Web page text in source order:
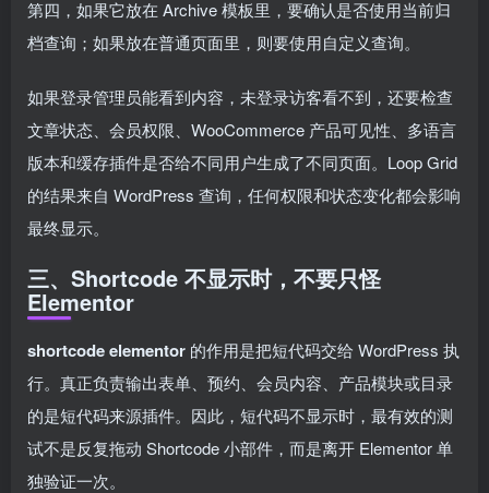
第四，如果它放在 Archive 模板里，要确认是否使用当前归
档查询；如果放在普通页面里，则要使用自定义查询。
如果登录管理员能看到内容，未登录访客看不到，还要检查
文章状态、会员权限、WooCommerce 产品可见性、多语言
版本和缓存插件是否给不同用户生成了不同页面。Loop Grid
的结果来自 WordPress 查询，任何权限和状态变化都会影响
最终显示。
三、Shortcode 不显示时，不要只怪
Elementor
shortcode elementor 的作用是把短代码交给 WordPress 执
行。真正负责输出表单、预约、会员内容、产品模块或目录
的是短代码来源插件。因此，短代码不显示时，最有效的测
试不是反复拖动 Shortcode 小部件，而是离开 Elementor 单
独验证一次。